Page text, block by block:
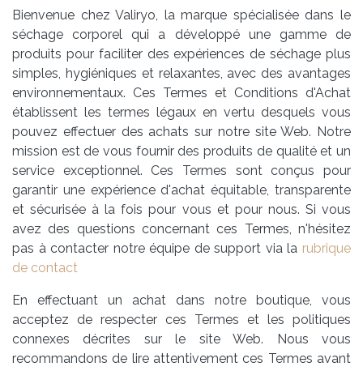
Bienvenue chez Valiryo, la marque spécialisée dans le
séchage corporel qui a développé une gamme de
produits pour faciliter des expériences de séchage plus
simples, hygiéniques et relaxantes, avec des avantages
environnementaux. Ces Termes et Conditions d'Achat
établissent les termes légaux en vertu desquels vous
pouvez effectuer des achats sur notre site Web. Notre
mission est de vous fournir des produits de qualité et un
service exceptionnel. Ces Termes sont conçus pour
garantir une expérience d'achat équitable, transparente
et sécurisée à la fois pour vous et pour nous. Si vous
avez des questions concernant ces Termes, n'hésitez
pas à contacter notre équipe de support via la rubrique
de contact
En effectuant un achat dans notre boutique, vous
acceptez de respecter ces Termes et les politiques
connexes décrites sur le site Web. Nous vous
recommandons de lire attentivement ces Termes avant